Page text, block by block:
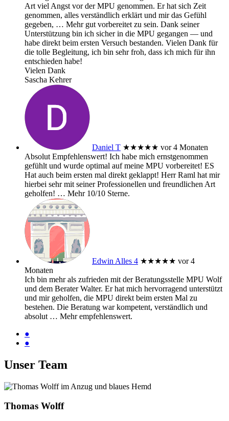
Art viel Angst vor der MPU genommen. Er hat sich Zeit
genommen, alles verständlich erklärt und mir das Gefühl
gegeben, … Mehrgut vorbereitet zu sein. Dank seiner
Unterstützung bin ich sicher in die MPU gegangen — und
habe direkt beim ersten Versuch bestanden. Vielen Dank für
die tolle Begleitung, ich bin sehr froh, dass ich mich für ihn
entschieden habe!
Vielen Dank
Sascha Kehrer
Daniel T ★★★★★ vor 4 Monaten
Absolut Empfehlenswert! Ich habe mich ernstgenommen
gefühlt und wurde optimal auf meine MPU vorbereitet! ES
Hat auch beim ersten mal direkt geklappt! Herr Raml hat mir
hierbei sehr mit seiner Professionellen und freundlichen Art
geholfen! … Mehr10/10 Sterne.
Edwin Alles 4 ★★★★★ vor 4
Monaten
Ich bin mehr als zufrieden mit der Beratungsstelle MPU Wolf
und dem Berater Walter. Er hat mich hervorragend unterstützt
und mir geholfen, die MPU direkt beim ersten Mal zu
bestehen. Die Beratung war kompetent, verständlich und
absolut … Mehrempfehlenswert.
●
●
Unser Team
Thomas Wolff